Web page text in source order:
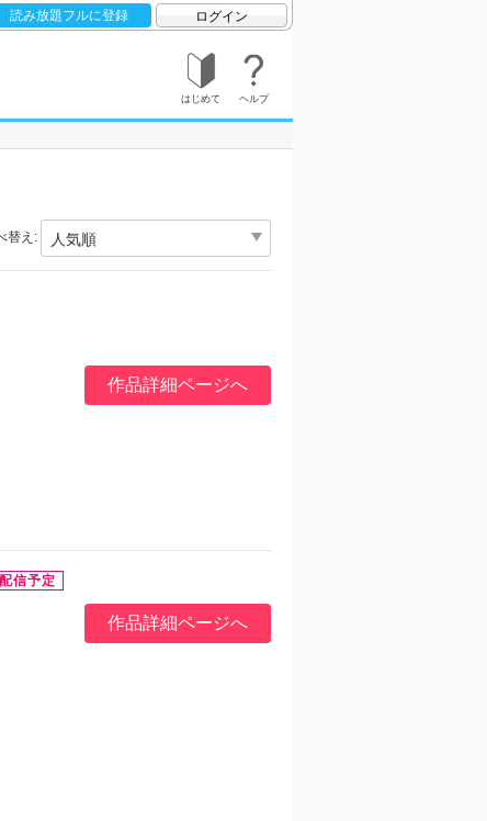
読み放題フルに登録 ログイン
はじめて ヘルプ
替え:
作品詳細ページへ
作品詳細ページへ